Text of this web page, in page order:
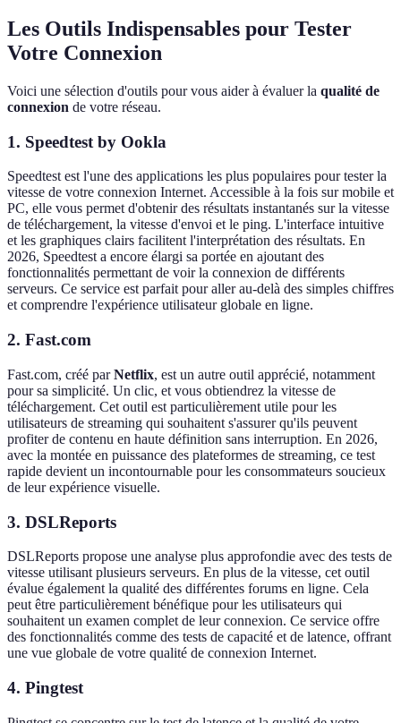
Les Outils Indispensables pour Tester
Votre Connexion
Voici une sélection d'outils pour vous aider à évaluer la qualité de
connexion de votre réseau.
1. Speedtest by Ookla
Speedtest est l'une des applications les plus populaires pour tester la
vitesse de votre connexion Internet. Accessible à la fois sur mobile et
PC, elle vous permet d'obtenir des résultats instantanés sur la vitesse
de téléchargement, la vitesse d'envoi et le ping. L'interface intuitive
et les graphiques clairs facilitent l'interprétation des résultats. En
2026, Speedtest a encore élargi sa portée en ajoutant des
fonctionnalités permettant de voir la connexion de différents
serveurs. Ce service est parfait pour aller au-delà des simples chiffres
et comprendre l'expérience utilisateur globale en ligne.
2. Fast.com
Fast.com, créé parNetflix, est un autre outil apprécié, notamment
pour sa simplicité. Un clic, et vous obtiendrez la vitesse de
téléchargement. Cet outil est particulièrement utile pour les
utilisateurs de streaming qui souhaitent s'assurer qu'ils peuvent
profiter de contenu en haute définition sans interruption. En 2026,
avec la montée en puissance des plateformes de streaming, ce test
rapide devient un incontournable pour les consommateurs soucieux
de leur expérience visuelle.
3. DSLReports
DSLReports propose une analyse plus approfondie avec des tests de
vitesse utilisant plusieurs serveurs. En plus de la vitesse, cet outil
évalue également la qualité des différentes forums en ligne. Cela
peut être particulièrement bénéfique pour les utilisateurs qui
souhaitent un examen complet de leur connexion. Ce service offre
des fonctionnalités comme des tests de capacité et de latence, offrant
une vue globale de votre qualité de connexion Internet.
4. Pingtest